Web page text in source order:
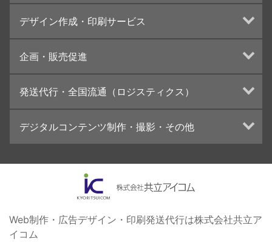
インターネット広告代行
UI・UXデザイン設計
デザイン作成・印刷サービス
カタログデザインの制作・印刷
学校・会社案内パンフレット制作・印刷
高精細印刷（スブリマ印刷）
社内報
名刺
一般印刷 （オンデマンド・オフセット）
ユニバーサル・コミュニケーション・デザイン
企画・販売促進
ブランディング戦略
コンテンツ制作
採用プロモーション
発送代行・全国流通（ロジスティクス）
デジタルコンテンツ制作・撮影・その他
イラスト・キャラクター制作
ロゴデザイン・CI設計
コピー・ライティング
電子ブック制作
Web制作・広告デザイン・印刷発送代行は株式会社共立ア
イコム